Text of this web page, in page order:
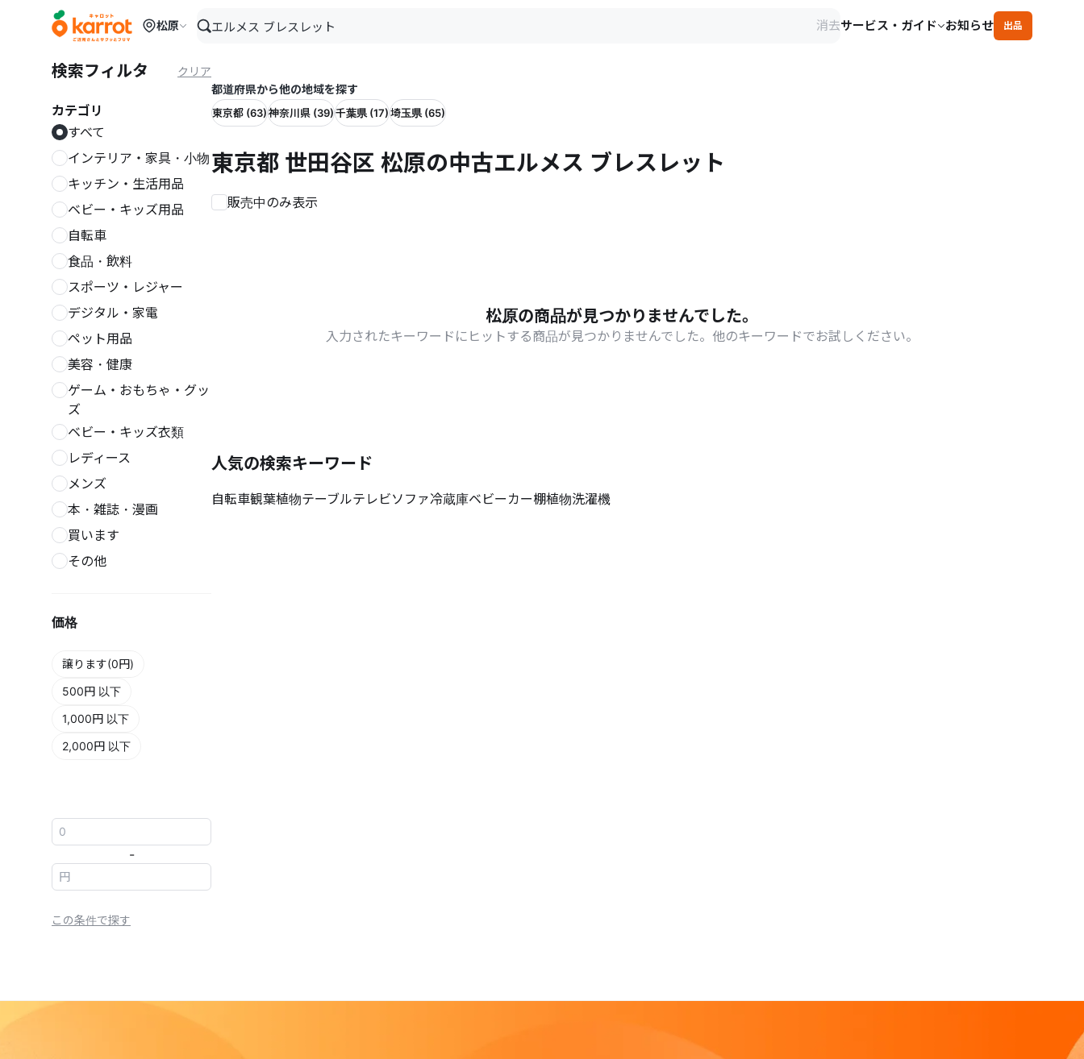
メインコンテンツにスキップ
松原 消去サービス・ガイド お知らせ 出品
検索フィルタ クリア
カテゴリ
すべて
インテリア・家具・小物
キッチン・生活用品
ベビー・キッズ用品
自転車
食品・飲料
スポーツ・レジャー
デジタル・家電
ペット用品
美容・健康
ゲーム・おもちゃ・グッ
ズ
ベビー・キッズ衣類
レディース
メンズ
本・雑誌・漫画
買います
その他
価格
譲ります(0円)
500円 以下
1,000円 以下
2,000円 以下
-
この条件で探す
都道府県から他の地域を探す
東京都 (63)神奈川県 (39)千葉県 (17)埼玉県 (65)
東京都 世田谷区 松原の中古エルメス ブレスレット
販売中のみ表示
松原の商品が見つかりませんでした。
入力されたキーワードにヒットする商品が見つかりませんでした。他のキーワードでお試しください。
人気の検索キーワード
自転車観葉植物テーブルテレビソファ冷蔵庫ベビーカー棚植物洗濯機